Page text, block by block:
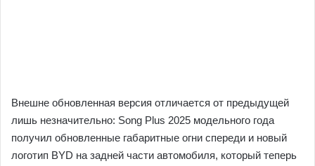
Внешне обновленная версия отличается от предыдущей
лишь незначительно: Song Plus 2025 модельного года
получил обновленные габаритные огни спереди и новый
логотип BYD на задней части автомобиля, который теперь